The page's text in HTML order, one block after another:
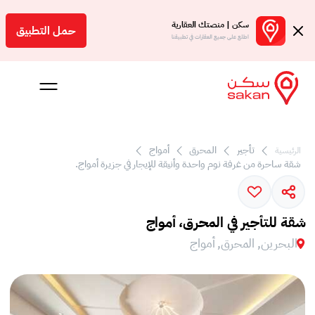
سكن | منصتك العقارية
اطلع على جميع العقارات في تطبيقنا حمل التطبيق
بالعمولة
الرئيسية تأجير المحرق
أمواج
شقة ساحرة من غرفة نوم واحدة وأنيقة للإيجار في جزيرة أمواج.
شقة للتأجير في المحرق، أمواج
البحرين, المحرق, أمواج